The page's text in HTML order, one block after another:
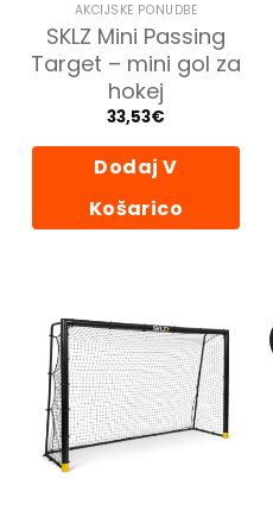
AKCIJSKE PONUDBE
SKLZ Mini Passing
Target – mini gol za
hokej
33,53€
Dodaj V
Košarico